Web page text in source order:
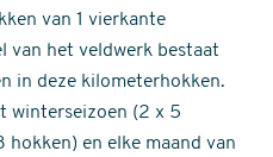
van 1 vierkante
van het veldwerk bestaat
in deze kilometerhokken.
winterseizoen (2 x 5
en elke maand van